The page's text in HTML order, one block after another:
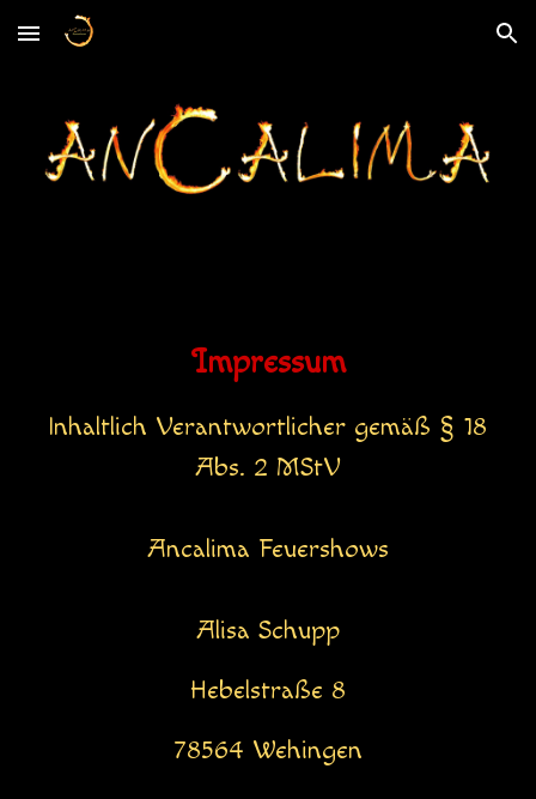
Skip to main content Skip to navigation
Impressum
Inhaltlich Verantwortlicher gemäß § 18
Abs. 2 MStV
Ancalima Feuershows
Alisa Schupp
Hebelstraße 8
78564 Wehingen